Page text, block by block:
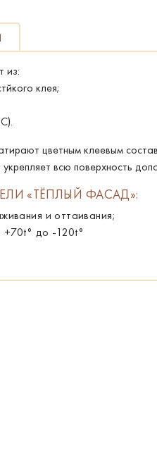
из:
клея;
цветным клеевым
всю поверхность
«ТЁПЛЫЙ ФАСАД»:
и оттаивания;
+70t° до -120t°